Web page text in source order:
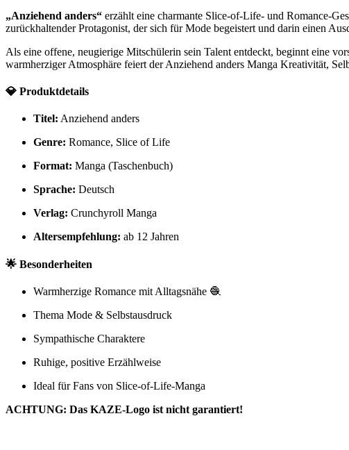
„Anziehend anders“ erzählt eine charmante Slice-of-Life- und Romance-
zurückhaltender Protagonist, der sich für Mode begeistert und darin einen
Als eine offene, neugierige Mitschülerin sein Talent entdeckt, beginnt eine
warmherziger Atmosphäre feiert der Anziehend anders Manga Kreativität,
💎 Produktdetails
Titel: Anziehend anders
Genre: Romance, Slice of Life
Format: Manga (Taschenbuch)
Sprache: Deutsch
Verlag: Crunchyroll Manga
Altersempfehlung: ab 12 Jahren
🌟 Besonderheiten
Warmherzige Romance mit Alltagsnähe 🧶
Thema Mode & Selbstausdruck
Sympathische Charaktere
Ruhige, positive Erzählweise
Ideal für Fans von Slice-of-Life-Manga
ACHTUNG: Das KAZE-Logo ist nicht garantiert!